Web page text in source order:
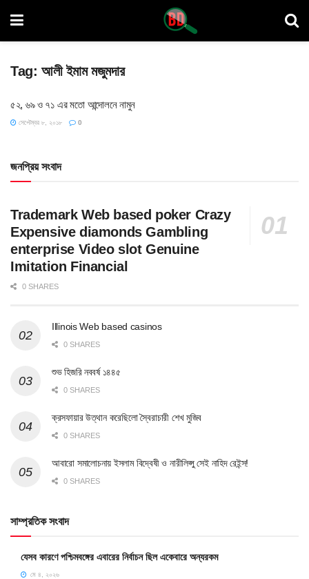
Tag: আলী ইমাম মজুমদার
৫২, ৬৯ ও ৭১ এর মতো আন্দোলনে নামুন
সেপ্টেম্বর ৮, ২০১৮ 0
জনপ্রিয় সংবাদ
Trademark Web based poker Crazy
Expensive diamonds Gambling
enterprise Video slot Genuine
Imitation Financial
0 SHARES
Illinois Web based casinos
0 SHARES
শুভ হিজরি নববর্ষ ১৪৪৫
0 SHARES
ক্রসফায়ার উত্থান করেছিলো স্বৈরাচারী শেখ মুজিব
0 SHARES
আবারো সমালোচনায় ইসলাম বিদ্বেষী ও নারীলিপ্সু সেই নাহিদ রেইন্স!
0 SHARES
সাম্প্রতিক সংবাদ
যেসব কারণে পশ্চিমবঙ্গের এবারের নির্বাচন ছিল একেবারে অন্যরকম
মে ৪, ২০২৬